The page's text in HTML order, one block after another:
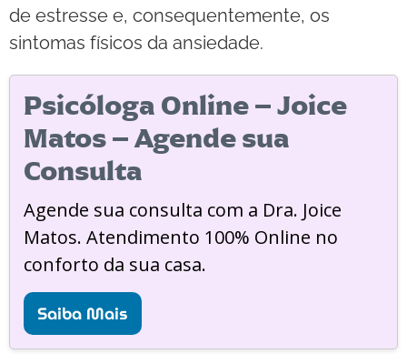
de estresse e, consequentemente, os
sintomas físicos da ansiedade.
Psicóloga Online – Joice
Matos – Agende sua
Consulta
Agende sua consulta com a Dra. Joice
Matos. Atendimento 100% Online no
conforto da sua casa.
Saiba Mais